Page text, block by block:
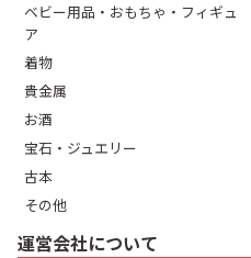
ベビー用品・おもちゃ・フィギュ
ア
着物
貴金属
お酒
宝石・ジュエリー
古本
その他
運営会社について